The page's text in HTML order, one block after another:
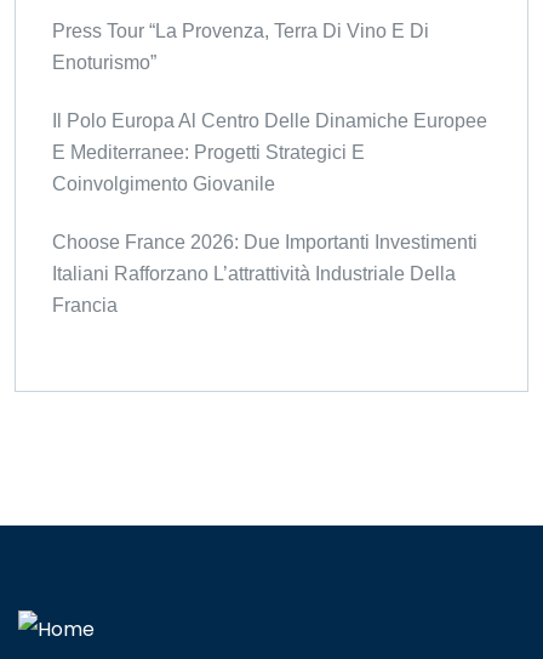
Press Tour “La Provenza, Terra Di Vino E Di
Enoturismo”
Il Polo Europa Al Centro Delle Dinamiche Europee
E Mediterranee: Progetti Strategici E
Coinvolgimento Giovanile
Choose France 2026: Due Importanti Investimenti
Italiani Rafforzano L’attrattività Industriale Della
Francia